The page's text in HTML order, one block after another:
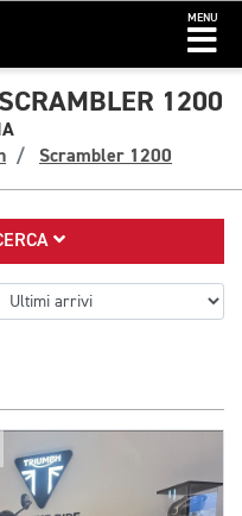
MENU
1200
Scrambler 1200